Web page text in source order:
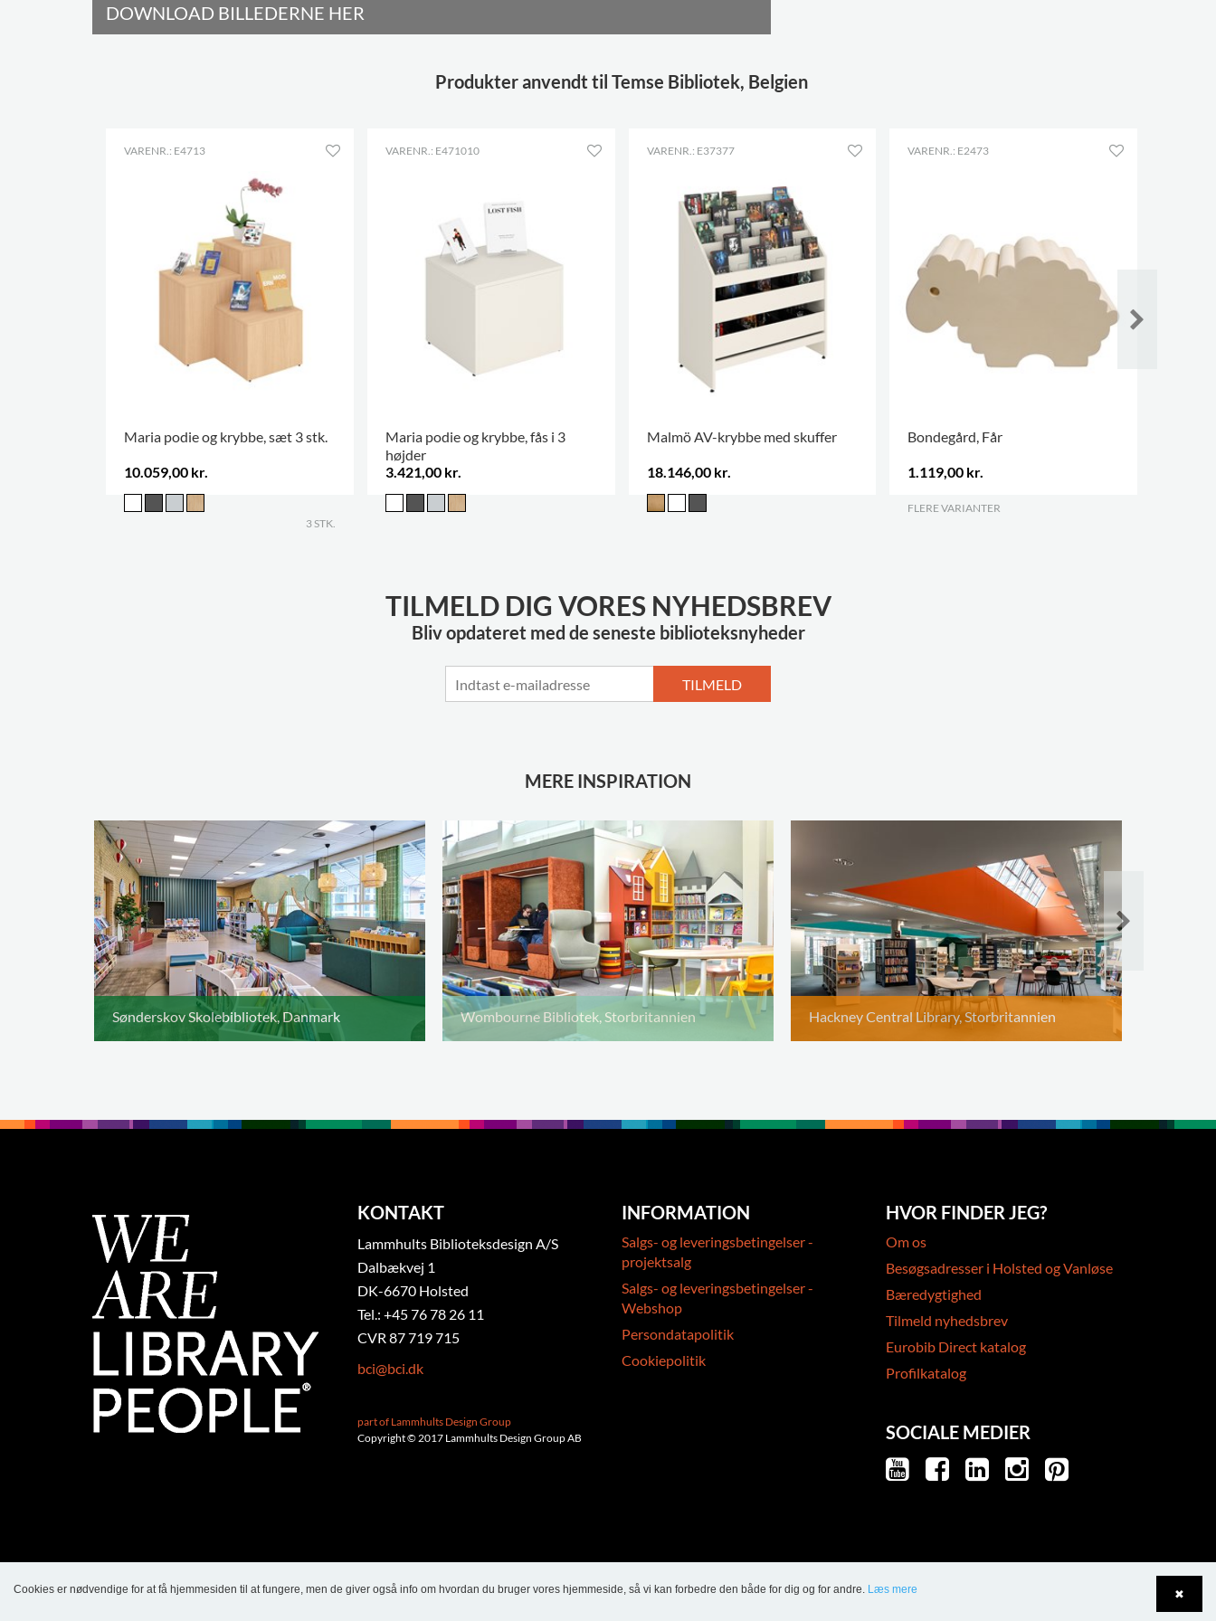
DOWNLOAD BILLEDERNE HER
Produkter anvendt til Temse Bibliotek, Belgien
VARENR.: E4713
Maria podie og krybbe, sæt 3 stk.
10.059,00 kr.
3 STK.
VARENR.: E471010
Maria podie og krybbe, fås i 3
højder
3.421,00 kr.
VARENR.: E37377
Malmö AV-krybbe med skuffer
18.146,00 kr.
VARENR.: E2473
Bondegård, Får
1.119,00 kr.
FLERE VARIANTER
TILMELD DIG VORES NYHEDSBREV
Bliv opdateret med de seneste biblioteksnyheder
TILMELD
MERE INSPIRATION
Sønderskov Skolebibliotek, Danmark Wombourne Bibliotek, Storbritannien Hackney Central Library, Storbritannien
KONTAKT
Lammhults Biblioteksdesign A/S
Dalbækvej 1
DK-6670 Holsted
Tel.: +45 76 78 26 11
CVR 87 719 715
bci@bci.dk
part of Lammhults Design Group
Copyright © 2017 Lammhults Design Group AB
INFORMATION
Salgs- og leveringsbetingelser -
projektsalg
Salgs- og leveringsbetingelser -
Webshop
Persondatapolitik
Cookiepolitik
HVOR FINDER JEG?
Om os
Besøgsadresser i Holsted og Vanløse
Bæredygtighed
Tilmeld nyhedsbrev
Eurobib Direct katalog
Profilkatalog
SOCIALE MEDIER
✖
Cookies er nødvendige for at få hjemmesiden til at fungere, men de giver også info om hvordan du bruger vores hjemmeside, så vi kan forbedre den både for dig og for andre. Læs mere